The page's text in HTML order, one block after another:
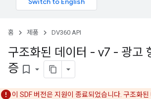
홈 제품 DV360 API
구조화된 데이터 - v7 - 광고
증 bookmark_border
이 SDF 버전은 지원이 종료되었습니다. 구조화